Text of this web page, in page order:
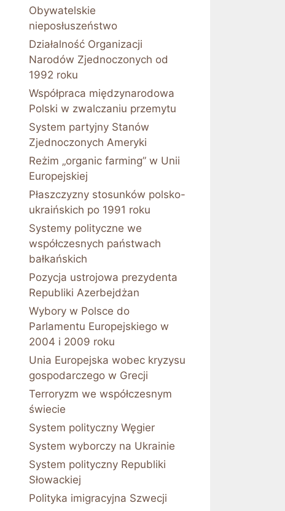
Obywatelskie
nieposłuszeństwo
Działalność Organizacji
Narodów Zjednoczonych od
1992 roku
Współpraca międzynarodowa
Polski w zwalczaniu przemytu
System partyjny Stanów
Zjednoczonych Ameryki
Reżim „organic farming” w Unii
Europejskiej
Płaszczyzny stosunków polsko-
ukraińskich po 1991 roku
Systemy polityczne we
współczesnych państwach
bałkańskich
Pozycja ustrojowa prezydenta
Republiki Azerbejdżan
Wybory w Polsce do
Parlamentu Europejskiego w
2004 i 2009 roku
Unia Europejska wobec kryzysu
gospodarczego w Grecji
Terroryzm we współczesnym
świecie
System polityczny Węgier
System wyborczy na Ukrainie
System polityczny Republiki
Słowackiej
Polityka imigracyjna Szwecji